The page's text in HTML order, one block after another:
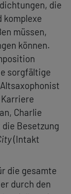
die
komplexe
müssen,
können.
sorgfältige
Charlie
Besetzung
(Intakt
die gesamte
durch den